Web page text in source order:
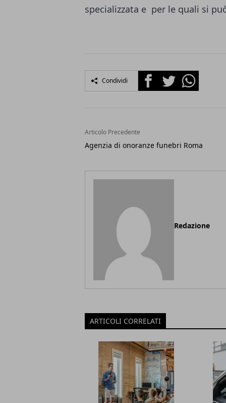
specializzata e per le quali si
Condividi FacebookTwitterWhatsapp
Articolo Precedente
Agenzia di onoranze funebri Roma
Redazione
ARTICOLI CORRELATI